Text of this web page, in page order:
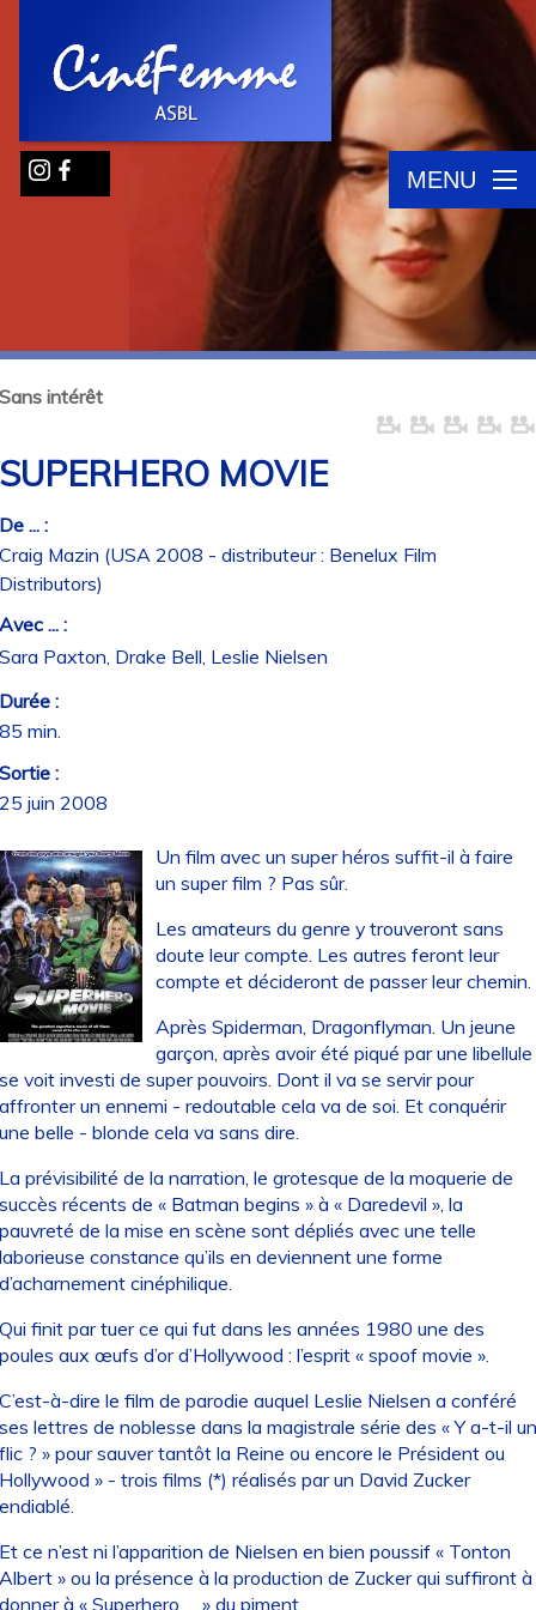
MENU
intérêt
MOVIE
... :
Mazin (USA 2008 - distributeur : Benelux Film
... :
Paxton, Drake Bell, Leslie Nielsen
:
min.
:
juin 2008
Un film avec un super héros suffit-il à faire
un super film ? Pas sûr.
Les amateurs du genre y trouveront sans
doute leur compte. Les autres feront leur
compte et décideront de passer leur chemin.
Après Spiderman, Dragonflyman. Un jeune
garçon, après avoir été piqué par une libellule
voit investi de super pouvoirs. Dont il va se servir pour
un ennemi - redoutable cela va de soi. Et conquérir
belle - blonde cela va sans dire.
prévisibilité de la narration, le grotesque de la moquerie de
récents de « Batman begins » à « Daredevil », la
de la mise en scène sont dépliés avec une telle
constance qu’ils en deviennent une forme
cinéphilique.
finit par tuer ce qui fut dans les années 1980 une des
aux œufs d’or d’Hollywood : l’esprit « spoof movie ».
à-dire le film de parodie auquel Leslie Nielsen a conféré
lettres de noblesse dans la magistrale série des « Y a-t-il un
? » pour sauver tantôt la Reine ou encore le Président ou
» - trois films (*) réalisés par un David Zucker
ce n’est ni l’apparition de Nielsen en bien poussif « Tonton
» ou la présence à la production de Zucker qui suffiront à
à « Superhero … » du piment.